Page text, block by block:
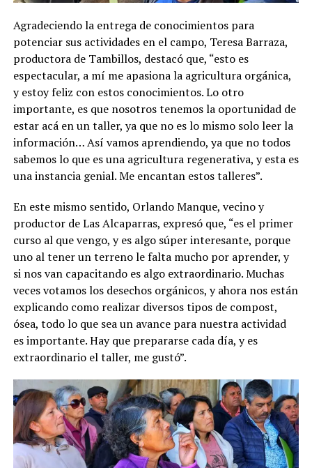
Agradeciendo la entrega de conocimientos para
potenciar sus actividades en el campo, Teresa Barraza,
productora de Tambillos, destacó que, “esto es
espectacular, a mí me apasiona la agricultura orgánica,
y estoy feliz con estos conocimientos. Lo otro
importante, es que nosotros tenemos la oportunidad de
estar acá en un taller, ya que no es lo mismo solo leer la
información… Así vamos aprendiendo, ya que no todos
sabemos lo que es una agricultura regenerativa, y esta es
una instancia genial. Me encantan estos talleres”.
En este mismo sentido, Orlando Manque, vecino y
productor de Las Alcaparras, expresó que, “es el primer
curso al que vengo, y es algo súper interesante, porque
uno al tener un terreno le falta mucho por aprender, y
si nos van capacitando es algo extraordinario. Muchas
veces votamos los desechos orgánicos, y ahora nos están
explicando como realizar diversos tipos de compost,
ósea, todo lo que sea un avance para nuestra actividad
es importante. Hay que prepararse cada día, y es
extraordinario el taller, me gustó”.